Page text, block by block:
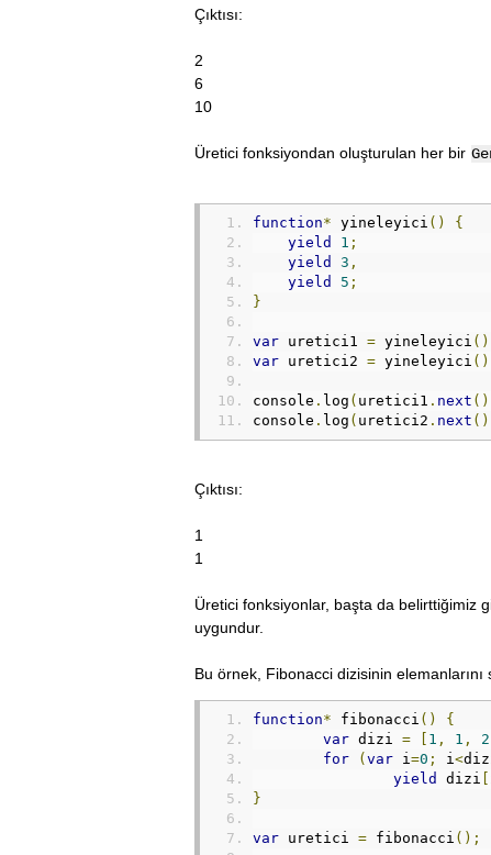
Çıktısı:
2
6
10
Üretici fonksiyondan oluşturulan her bir
function* yineleyici ()
{
yield
1 ;
yield
3 ,
yield
5 ;
}
var uretici1 = yineleyici
var uretici2 = yineleyici
console . log ( uretici1 . next
console . log ( uretici2 . next
Çıktısı:
1
1
Üretici fonksiyonlar, başta da belirttiğimiz
uygundur.
Bu örnek, Fibonacci dizisinin elemanlarını
function* fibonacci ()
{
var dizi = 1 , 1 , 2
for
( var i=0 ; i<
yield
dizi
}
var uretici = fibonacci ();